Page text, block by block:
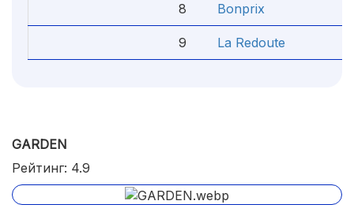
8 Bonprix
9 La Redoute
GARDEN
Рейтинг: 4.9